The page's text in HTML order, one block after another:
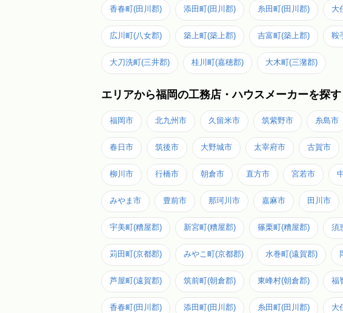
香春町(田川郡) 添田町(田川郡) 糸田町(田川郡) 大
広川町(八女郡) 築上町(築上郡) 吉富町(築上郡) 鞍
大刀洗町(三井郡) 桂川町(嘉穂郡) 大木町(三潴郡)
エリアから福岡の工務店・ハウスメーカーを探す
福岡市 北九州市 久留米市 筑紫野市 糸島市
春日市 筑後市 大野城市 太宰府市 古賀市
柳川市 行橋市 朝倉市 直方市 宮若市
みやま市 豊前市 那珂川市 嘉麻市 田川市
宇美町(糟屋郡) 新宮町(糟屋郡) 篠栗町(糟屋郡) 須
苅田町(京都郡) みやこ町(京都郡) 水巻町(遠賀郡)
芦屋町(遠賀郡) 筑前町(朝倉郡) 東峰村(朝倉郡) 福
香春町(田川郡) 添田町(田川郡) 糸田町(田川郡) 大